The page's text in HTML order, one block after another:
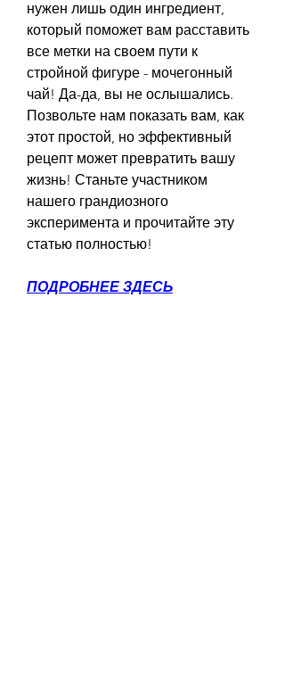
нужен лишь один ингредиент,
который поможет вам расставить
все метки на своем пути к
стройной фигуре - мочегонный
чай! Да-да, вы не ослышались.
Позвольте нам показать вам, как
этот простой, но эффективный
рецепт может превратить вашу
жизнь! Станьте участником
нашего грандиозного
эксперимента и прочитайте эту
статью полностью!
ПОДРОБНЕЕ ЗДЕСЬ